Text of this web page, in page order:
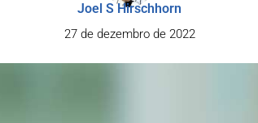
Joel S Hirschhorn
27 de dezembro de 2022